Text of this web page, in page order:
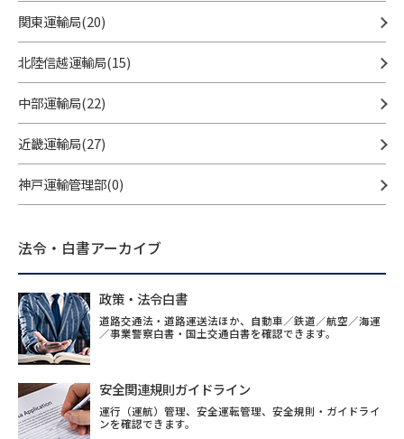
関東運輸局(20)
北陸信越運輸局(15)
中部運輸局(22)
近畿運輸局(27)
神戸運輸管理部(0)
法令・白書アーカイブ
政策・法令白書
道路交通法・道路運送法ほか、自動車／鉄道／航空／海運
／事業警察白書・国土交通白書を確認できます。
安全関連規則ガイドライン
運行（運航）管理、安全運転管理、安全規則・ガイドライ
ンを確認できます。